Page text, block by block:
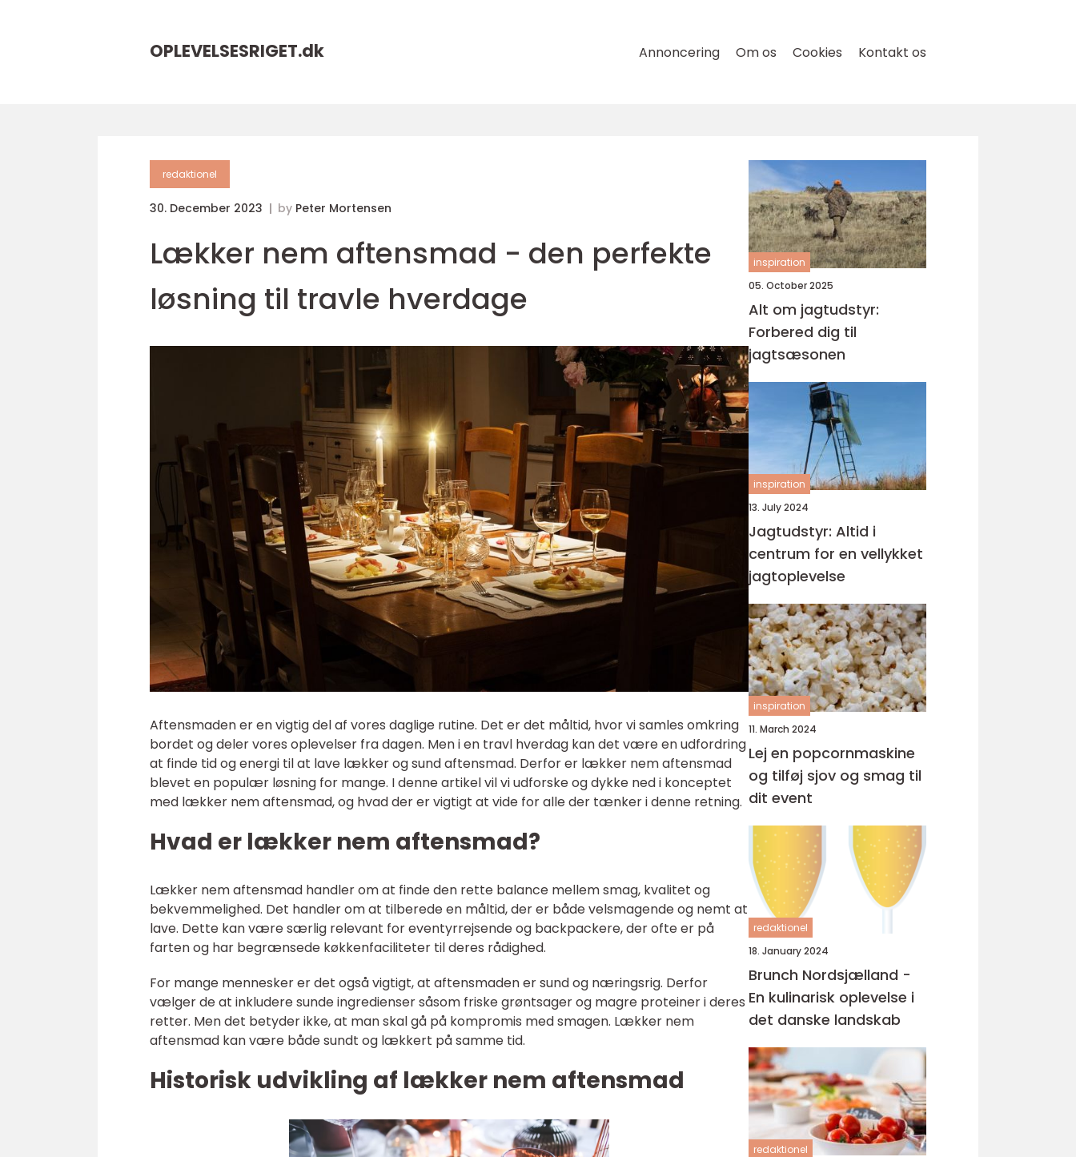
OPLEVELSESRIGET.dk Annoncering Om os Cookies Kontakt os
redaktionel
30. December 2023 by Peter Mortensen
Lækker nem aftensmad - den perfekte
løsning til travle hverdage
Aftensmaden er en vigtig del af vores daglige rutine. Det er det måltid, hvor vi samles omkring
bordet og deler vores oplevelser fra dagen. Men i en travl hverdag kan det være en udfordring
at finde tid og energi til at lave lækker og sund aftensmad. Derfor er lækker nem aftensmad
blevet en populær løsning for mange. I denne artikel vil vi udforske og dykke ned i konceptet
med lækker nem aftensmad, og hvad der er vigtigt at vide for alle der tænker i denne retning.
Hvad er lækker nem aftensmad?
Lækker nem aftensmad handler om at finde den rette balance mellem smag, kvalitet og
bekvemmelighed. Det handler om at tilberede en måltid, der er både velsmagende og nemt at
lave. Dette kan være særlig relevant for eventyrrejsende og backpackere, der ofte er på
farten og har begrænsede køkkenfaciliteter til deres rådighed.
For mange mennesker er det også vigtigt, at aftensmaden er sund og næringsrig. Derfor
vælger de at inkludere sunde ingredienser såsom friske grøntsager og magre proteiner i deres
retter. Men det betyder ikke, at man skal gå på kompromis med smagen. Lækker nem
aftensmad kan være både sundt og lækkert på samme tid.
Historisk udvikling af lækker nem aftensmad
inspiration
05. October 2025
Alt om jagtudstyr:
Forbered dig til
jagtsæsonen
inspiration
13. July 2024
Jagtudstyr: Altid i
centrum for en vellykket
jagtoplevelse
inspiration
11. March 2024
Lej en popcornmaskine
og tilføj sjov og smag til
dit event
redaktionel
18. January 2024
Brunch Nordsjælland -
En kulinarisk oplevelse i
det danske landskab
redaktionel